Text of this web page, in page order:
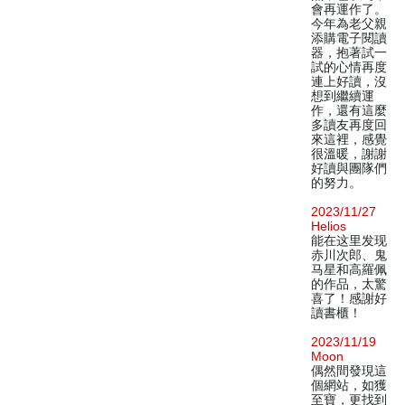
會再運作了。
今年為老父親
添購電子閱讀
器，抱著試一
試的心情再度
連上好讀，沒
想到繼續運
作，還有這麼
多讀友再度回
來這裡，感覺
很溫暖，謝謝
好讀與團隊們
的努力。
2023/11/27
Helios
能在这里发现
赤川次郎、鬼
马星和高羅佩
的作品，太驚
喜了！感謝好
讀書櫃！
2023/11/19
Moon
偶然間發現這
個網站，如獲
至寶，更找到